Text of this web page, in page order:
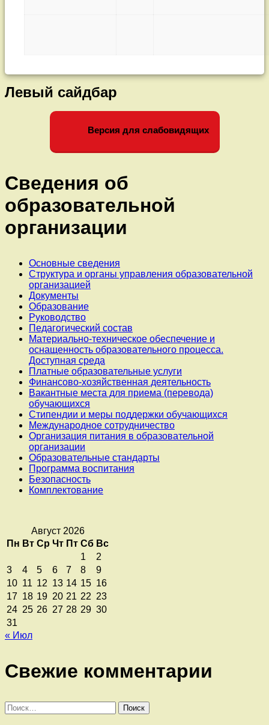
Левый сайдбар
Версия для слабовидящих
Сведения об
образовательной
организации
Основные сведения
Структура и органы управления образовательной
организацией
Документы
Образование
Руководство
Педагогический состав
Материально-техническое обеспечение и
оснащенность образовательного процесса.
Доступная среда
Платные образовательные услуги
Финансово-хозяйственная деятельность
Вакантные места для приема (перевода)
обучающихся
Стипендии и меры поддержки обучающихся
Международное сотрудничество
Организация питания в образовательной
организации
Образовательные стандарты
Программа воспитания
Безопасность
Комплектование
Август 2026
Пн Вт Ср Чт Пт Сб Вс
1
2
3
4 5 6 7 8
9
10 11 12 13 14 15 16
17 18 19 20 21 22 23
24 25 26 27 28 29 30
31
« Июл
Свежие комментарии
Найти: